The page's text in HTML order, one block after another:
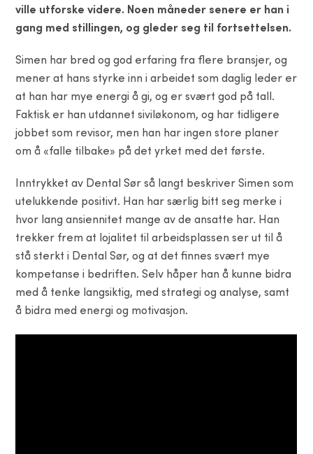
ville utforske videre. Noen måneder senere er han i
gang med stillingen, og gleder seg til fortsettelsen.
Simen har bred og god erfaring fra flere bransjer, og
mener at hans styrke inn i arbeidet som daglig leder er
at han har mye energi å gi, og er svært god på tall.
Faktisk er han utdannet siviløkonom, og har tidligere
jobbet som revisor, men han har ingen store planer
om å «falle tilbake» på det yrket med det første.
Inntrykket av Dental Sør så langt beskriver Simen som
utelukkende positivt. Han har særlig bitt seg merke i
hvor lang ansiennitet mange av de ansatte har. Han
trekker frem at lojalitet til arbeidsplassen ser ut til å
stå sterkt i Dental Sør, og at det finnes svært mye
kompetanse i bedriften. Selv håper han å kunne bidra
med å tenke langsiktig, med strategi og analyse, samt
å bidra med energi og motivasjon.